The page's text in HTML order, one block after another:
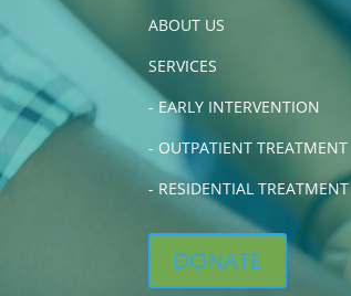
ABOUT US
SERVICES
- EARLY INTERVENTION
- OUTPATIENT TREATMENT
- RESIDENTIAL TREATMENT
DONATE